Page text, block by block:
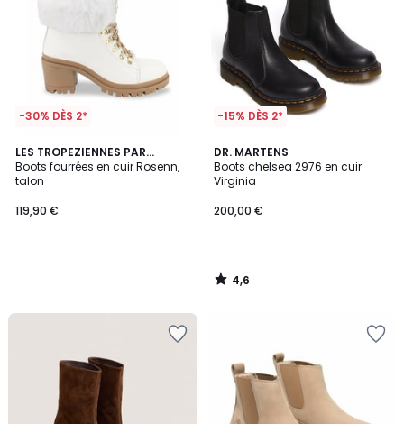
-30% DÈS 2*
LES TROPEZIENNES PAR
M.BELARBI
Boots fourrées en cuir Rosenn,
talon
119,90 €
-15% DÈS 2*
DR. MARTENS
Boots chelsea 2976 en cuir
Virginia
200,00 €
4,6
/ 5
4,6
/